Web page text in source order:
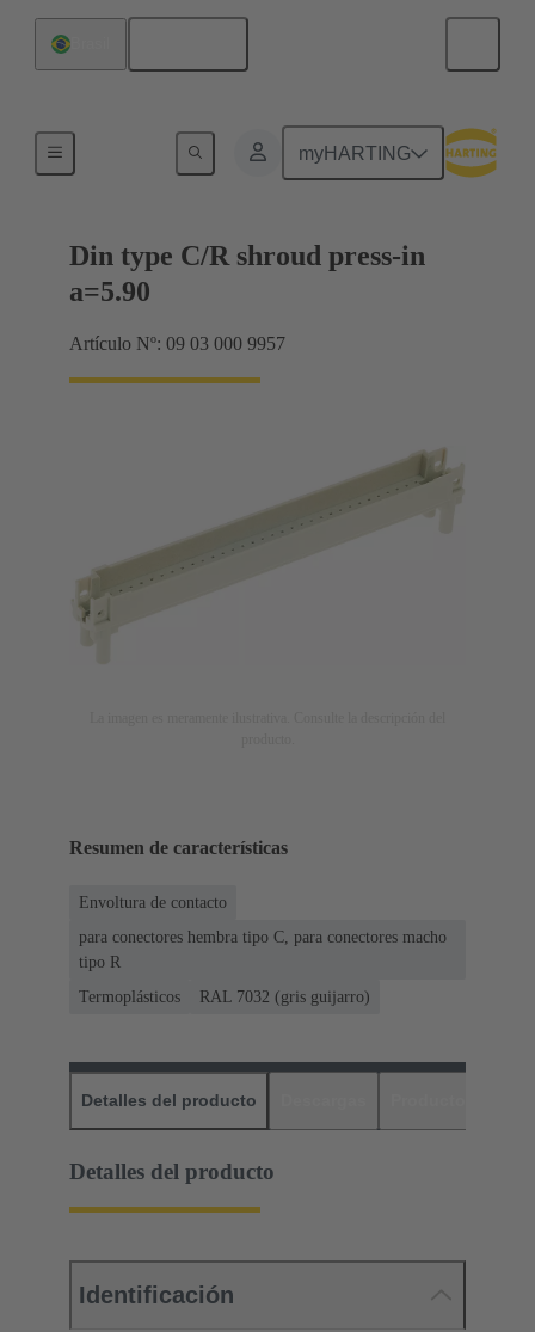
myHARTING
Terminación de placa madre a tarjeta hija
Din type C/R shroud press-in
a=5.90
Artículo Nº: 09 03 000 9957
Resumen de características
Envoltura de contacto
para conectores hembra tipo C, para conectores macho
tipo R
Termoplásticos
RAL 7032 (gris guijarro)
Detalles del producto
Detalles del producto
Identificación